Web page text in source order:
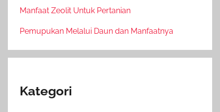
Manfaat Zeolit Untuk Pertanian
Pemupukan Melalui Daun dan Manfaatnya
Kategori